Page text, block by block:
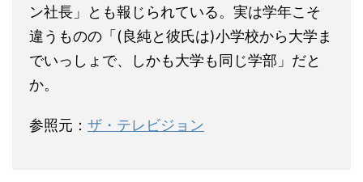
ン社長」とも報じられている。実は学年こそ
違うものの「(良純と彼氏は)小学校から大学ま
でいっしょで、しかも大学も同じ学部」だと
か。
参照元： ザ・テレビジョン